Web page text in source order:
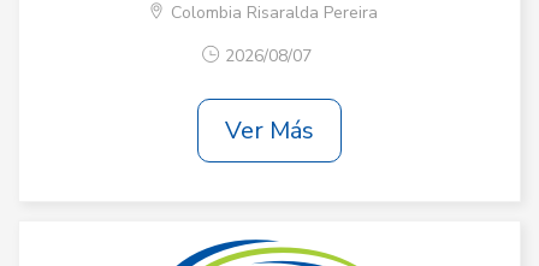
Colombia Risaralda Pereira
2026/08/07
Ver Más